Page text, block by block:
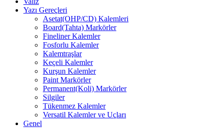
Yazı Gereçleri
Asetat(OHP/CD) Kalemleri
Board(Tahta) Markörler
Fineliner Kalemler
Fosforlu Kalemler
Kalemtraşlar
Keçeli Kalemler
Kurşun Kalemler
Paint Markörler
Permanent(Koli) Markörler
Silgiler
Tükenmez Kalemler
Versatil Kalemler ve Uçları
Genel